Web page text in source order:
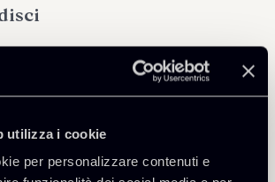
utilizza i cookie
per personalizzare contenuti e
Torna agli Insights